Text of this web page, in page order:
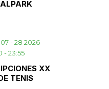
- 28 2026
-23:55
XX
TENIS